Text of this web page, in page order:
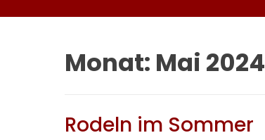
Monat: Mai 2024
Rodeln im Sommer